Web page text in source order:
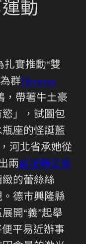
動
扎實推動“雙
群Herman
，帶著牛土豪
」，試圖包
瓶座的怪誕藍
河北省承她從
兩歐凌辦公家
緻的蕾絲絲
德市興隆縣
開“義”起舉
便平易近辦事